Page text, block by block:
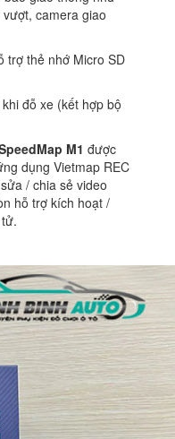
camera giao
trợ thẻ nhớ Micro SD
đỗ xe (kết hợp bộ
M1 được
dụng Vietmap REC
/ chia sẻ video
hỗ trợ kích hoạt /